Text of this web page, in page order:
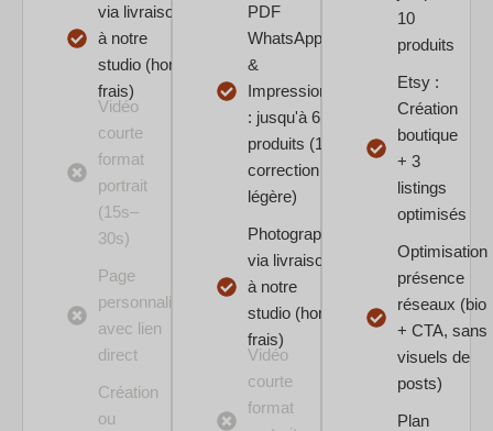
via livraison
à notre
studio (hors
frais)
Vidéo
courte
format
portrait
(15s–
30s)
Page
personnalisée
avec lien
direct
Création
ou
PDF
WhatsApp
&
Impression
: jusqu'à 6
produits (1
correction
légère)
Photographie
via livraison
à notre
studio (hors
frais)
Vidéo
courte
format
10
produits
Etsy :
Création
boutique
+ 3
listings
optimisés
Optimisation
présence
réseaux (bio
+ CTA, sans
visuels de
posts)
Plan